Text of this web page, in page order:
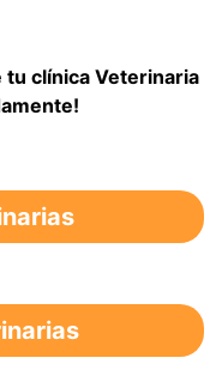
tu clínica Veterinaria